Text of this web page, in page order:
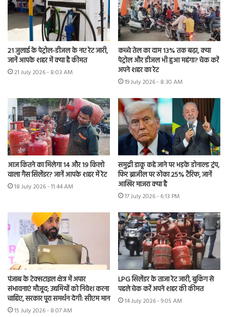
21 जुलाई के पेट्रोल-डीजल के नए रेट जारी,
जानें आपके शहर में क्या है कीमत
21 July 2026 - 8:03 AM
कच्चे तेल का दाम 13% तक बढ़ा, क्या
पेट्रोल और डीजल भी हुआ महंगा? चेक करें
अपने शहर का रेट
19 July 2026 - 8:30 AM
आज कितने का मिलेगा 14 और 19 किलो
वाला गैस सिलेंडर? जानें आपके शहर में रेट
18 July 2026 - 11:44 AM
समुद्री डाकू कहे जाने पर भड़के डोनाल्ड ट्रंप,
फिर ब्राजील पर ठोका 25% टैरिफ, जानें
आखिर माजरा क्या है
17 July 2026 - 6:13 PM
पंजाब के टेक्सटाइल क्षेत्र में अपार
संभावनाएं मौजूद; उद्यमियों को निवेश करना
चाहिए, सरकार पूरा समर्थन देगी: सीएम मान
15 July 2026 - 8:07 AM
LPG सिलेंडर के ताजा रेट जारी, बुकिंग से
पहले चेक करें अपने शहर की कीमत
14 July 2026 - 9:05 AM